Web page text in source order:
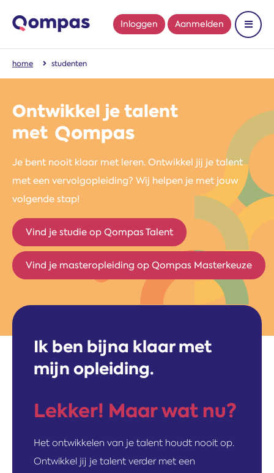
Inloggen Aanmelden
Toon
home studenten
Ontwikkel je talent
met
Je bent nooit klaar met leren. Ontwikkel jij je talent
met een vervolgopleiding? Wij helpen je met jouw
volgende stap!
Vind je studie op Qompas Talent
Vind je masteropleiding op Qompas Masterkeuze
Ik ben bijna klaar met
mijn opleiding.
Lekker! Maar wat nu?
Het ontwikkelen van je talent houdt nooit op.
Ontwikkel jij je talent verder met een